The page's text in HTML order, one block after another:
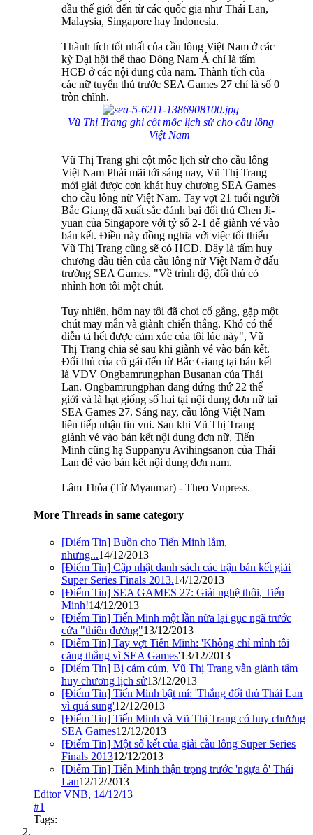
đầu thế giới đến từ các quốc gia như Thái Lan,
Malaysia, Singapore hay Indonesia.
Thành tích tốt nhất của cầu lông Việt Nam ở các
kỳ Đại hội thể thao Đông Nam Á chỉ là tấm
HCĐ ở các nội dung của nam. Thành tích của
các nữ tuyển thủ trước SEA Games 27 chỉ là số 0
tròn chĩnh.
Vũ Thị Trang ghi cột mốc lịch sử cho cầu lông
Việt Nam
Vũ Thị Trang ghi cột mốc lịch sử cho cầu lông
Việt Nam Phải mãi tới sáng nay, Vũ Thị Trang
mới giải được cơn khát huy chương SEA Games
cho cầu lông nữ Việt Nam. Tay vợt 21 tuổi người
Bắc Giang đã xuất sắc đánh bại đối thủ Chen Ji-
yuan của Singapore với tỷ số 2-1 để giành vé vào
bán kết. Điều này đồng nghĩa với việc tối thiểu
Vũ Thị Trang cũng sẽ có HCĐ. Đây là tấm huy
chương đầu tiên của cầu lông nữ Việt Nam ở đấu
trường SEA Games. "Về trình độ, đối thủ có
nhỉnh hơn tôi một chút.
Tuy nhiên, hôm nay tôi đã chơi cố gắng, gặp một
chút may mắn và giành chiến thắng. Khó có thể
diễn tả hết được cảm xúc của tôi lúc này", Vũ
Thị Trang chia sẻ sau khi giành vé vào bán kết.
Đối thủ của cô gái đến từ Bắc Giang tại bán kết
là VĐV Ongbamrungphan Busanan của Thái
Lan. Ongbamrungphan đang đứng thứ 22 thế
giới và là hạt giống số hai tại nội dung đơn nữ tại
SEA Games 27. Sáng nay, cầu lông Việt Nam
liên tiếp nhận tin vui. Sau khi Vũ Thị Trang
giành vé vào bán kết nội dung đơn nữ, Tiến
Minh cũng hạ Suppanyu Avihingsanon của Thái
Lan để vào bán kết nội dung đơn nam.
Lâm Thỏa (Từ Myanmar) - Theo Vnpress.
More Threads in same category
[Điểm Tin] Buồn cho Tiến Minh lắm,
nhưng...14/12/2013
[Điểm Tin] Cập nhật danh sách các trận bán kết giải
Super Series Finals 2013.14/12/2013
[Điểm Tin] SEA GAMES 27: Giải nghệ thôi, Tiến
Minh!14/12/2013
[Điểm Tin] Tiến Minh một lần nữa lại gục ngã trước
cửa "thiên đường"13/12/2013
[Điểm Tin] Tay vợt Tiến Minh: 'Không chỉ mình tôi
căng thẳng vì SEA Games'13/12/2013
[Điểm Tin] Bị cảm cúm, Vũ Thị Trang vẫn giành tấm
huy chương lịch sử13/12/2013
[Điểm Tin] Tiến Minh bật mí: 'Thắng đối thủ Thái Lan
vì quá sung'12/12/2013
[Điểm Tin] Tiến Minh và Vũ Thị Trang có huy chương
SEA Games12/12/2013
[Điểm Tin] Một số kết của giải cầu lông Super Series
Finals 201312/12/2013
[Điểm Tin] Tiến Minh thận trọng trước 'ngựa ô' Thái
Lan12/12/2013
Editor VNB, 14/12/13
#1
Tags: